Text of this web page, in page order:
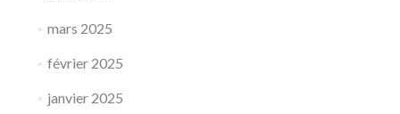
mars 2025
février 2025
janvier 2025